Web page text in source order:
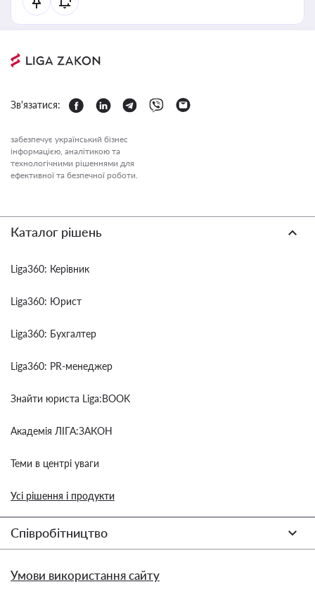
Зв'язатися:
забезпечує український бізнес
інформацією, аналітикою та
технологічними рішеннями для
ефективної та безпечної роботи.
Каталог рішень
Liga360: Керівник
Liga360: Юрист
Liga360: Бухгалтер
Liga360: PR-менеджер
Знайти юриста Liga:BOOK
Академія ЛІГА:ЗАКОН
Теми в центрі уваги
Усі рішення і продукти
Співробітництво
Умови використання сайту